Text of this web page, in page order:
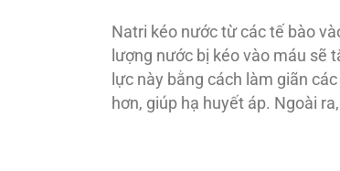
Natri kéo nước từ các tế bào
lượng nước bị kéo vào máu sẽ
lực này bằng cách làm giãn
hơn, giúp hạ huyết áp. Ngoài